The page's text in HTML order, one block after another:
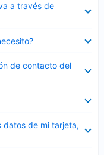
a través de
de contacto del
datos de mi tarjeta,